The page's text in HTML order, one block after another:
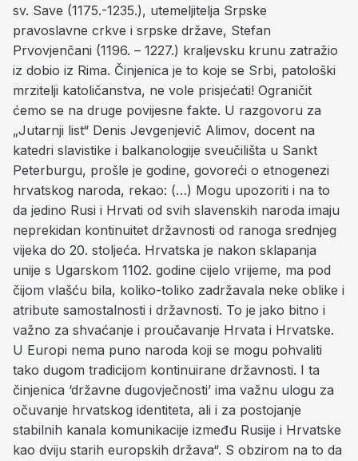
sv. Save (1175.-1235.), utemeljitelja Srpske
pravoslavne crkve i srpske države, Stefan
Prvovjenčani (1196. – 1227.) kraljevsku krunu zatražio
iz dobio iz Rima. Činjenica je to koje se Srbi, patološki
mrzitelji katoličanstva, ne vole prisjećati! Ograničit
ćemo se na druge povijesne fakte. U razgovoru za
„Jutarnji list“ Denis Jevgenjevič Alimov, docent na
katedri slavistike i balkanologije sveučilišta u Sankt
Peterburgu, prošle je godine, govoreći o etnogenezi
hrvatskog naroda, rekao: (…) Mogu upozoriti i na to
da jedino Rusi i Hrvati od svih slavenskih naroda imaju
neprekidan kontinuitet državnosti od ranoga srednjeg
vijeka do 20. stoljeća. Hrvatska je nakon sklapanja
unije s Ugarskom 1102. godine cijelo vrijeme, ma pod
čijom vlašću bila, koliko-toliko zadržavala neke oblike i
atribute samostalnosti i državnosti. To je jako bitno i
važno za shvaćanje i proučavanje Hrvata i Hrvatske.
U Europi nema puno naroda koji se mogu pohvaliti
tako dugom tradicijom kontinuirane državnosti. I ta
činjenica ‘državne dugovječnosti’ ima važnu ulogu za
očuvanje hrvatskog identiteta, ali i za postojanje
stabilnih kanala komunikacije između Rusije i Hrvatske
kao dviju starih europskih država“. S obzirom na to da